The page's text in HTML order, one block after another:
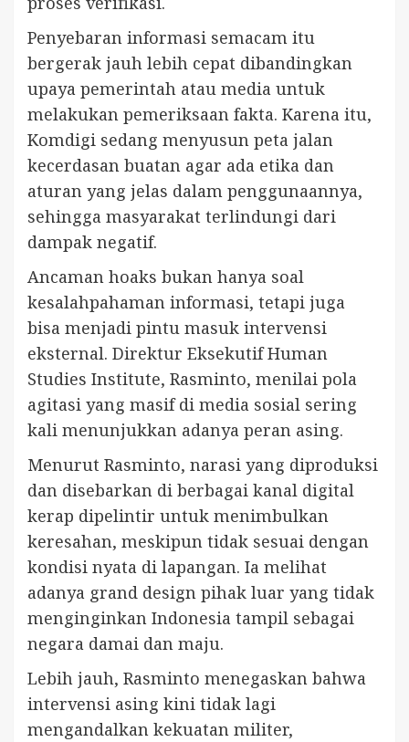
Penyebaran informasi semacam itu
bergerak jauh lebih cepat dibandingkan
upaya pemerintah atau media untuk
melakukan pemeriksaan fakta. Karena itu,
Komdigi sedang menyusun peta jalan
kecerdasan buatan agar ada etika dan
aturan yang jelas dalam penggunaannya,
sehingga masyarakat terlindungi dari
dampak negatif.
Ancaman hoaks bukan hanya soal
kesalahpahaman informasi, tetapi juga
bisa menjadi pintu masuk intervensi
eksternal. Direktur Eksekutif Human
Studies Institute, Rasminto, menilai pola
agitasi yang masif di media sosial sering
kali menunjukkan adanya peran asing.
Menurut Rasminto, narasi yang diproduksi
dan disebarkan di berbagai kanal digital
kerap dipelintir untuk menimbulkan
keresahan, meskipun tidak sesuai dengan
kondisi nyata di lapangan. Ia melihat
adanya grand design pihak luar yang tidak
menginginkan Indonesia tampil sebagai
negara damai dan maju.
Lebih jauh, Rasminto menegaskan bahwa
intervensi asing kini tidak lagi
mengandalkan kekuatan militer,